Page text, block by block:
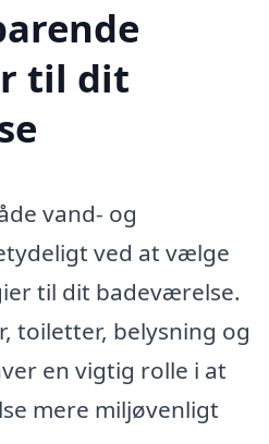
til dit
vand- og
ved at vælge
til dit badeværelse.
toiletter, belysning og
en vigtig rolle i at
mere miljøvenligt